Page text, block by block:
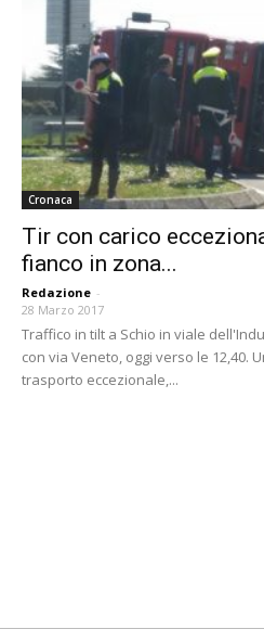
Cronaca
Tir con carico
fianco in zona...
Redazione -
28 Marzo 2017
Traffico in tilt a Schio in viale
con via Veneto, oggi verso le 12,40.
trasporto eccezionale,...